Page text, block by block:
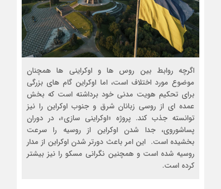
اگرچه روابط بین روس ها و اوکراینی ها همچنان
موضوع مورد اختلاف است، اما اوکراین گام های بزرگی
برای تحکیم هویت مدنی خود برداشته است که بخش
عمده ای از روسی زبانان شرق و جنوب اوکراین را نیز
توانسته جذب کند. پروژه «اوکراینی سازی»، در دوران
پساشوروی، جدا شدن اوکراین از روسیه را سرعت
بخشیده است. این امر باعث دورتر شدن اوکراین از مدار
روسیه شده است و همچنین نگرانی مسکو را نیز بیشتر
کرده است.